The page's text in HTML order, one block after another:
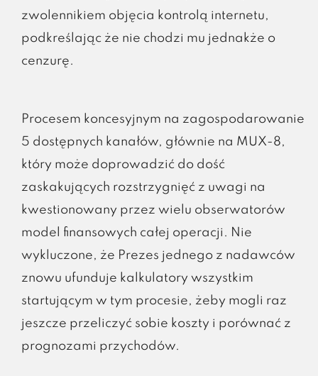
zwolennikiem objęcia kontrolą internetu,
podkreślając że nie chodzi mu jednakże o
cenzurę.
Procesem koncesyjnym na zagospodarowanie
5 dostępnych kanałów, głównie na MUX-8,
który może doprowadzić do dość
zaskakujących rozstrzygnięć z uwagi na
kwestionowany przez wielu obserwatorów
model finansowych całej operacji. Nie
wykluczone, że Prezes jednego z nadawców
znowu ufunduje kalkulatory wszystkim
startującym w tym procesie, żeby mogli raz
jeszcze przeliczyć sobie koszty i porównać z
prognozami przychodów.